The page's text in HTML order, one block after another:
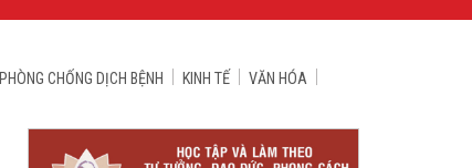
PHÒNG CHỐNG DỊCH BỆNH KINH TẾ
VĂN HÓA